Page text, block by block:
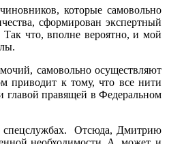
которые самовольно
сформирован экспертный
Так что, вполне вероятно, и мой
самовольно осуществляют
приводит к тому, что все нити
главой правящей в Федеральном
спецслужбах. Отсюда, Дмитрию